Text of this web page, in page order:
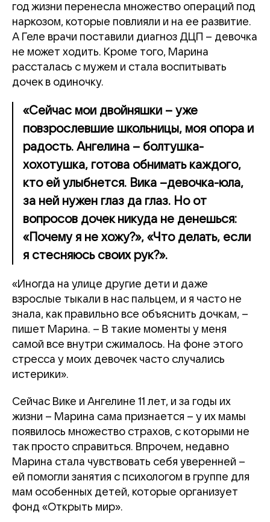
год жизни перенесла множество операций под
наркозом, которые повлияли и на ее развитие.
А Геле врачи поставили диагноз ДЦП – девочка
не может ходить. Кроме того, Марина
рассталась с мужем и стала воспитывать
дочек в одиночку.
«Сейчас мои двойняшки – уже
повзрослевшие школьницы, моя опора и
радость. Ангелина – болтушка-
хохотушка, готова обнимать каждого,
кто ей улыбнется. Вика –девочка-юла,
за ней нужен глаз да глаз. Но от
вопросов дочек никуда не денешься:
«Почему я не хожу?», «Что делать, если
я стесняюсь своих рук?».
«Иногда на улице другие дети и даже
взрослые тыкали в нас пальцем, и я часто не
знала, как правильно все объяснить дочкам, –
пишет Марина. – В такие моменты у меня
самой все внутри сжималось. На фоне этого
стресса у моих девочек часто случались
истерики».
Сейчас Вике и Ангелине 11 лет, и за годы их
жизни – Марина сама признается – у их мамы
появилось множество страхов, с которыми не
так просто справиться. Впрочем, недавно
Марина стала чувствовать себя уверенней –
ей помогли занятия с психологом в группе для
мам особенных детей, которые организует
фонд «Открыть мир».